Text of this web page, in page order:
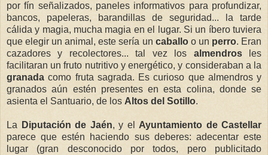
por fín señalizados, paneles informativos para profundizar,
bancos, papeleras, barandillas de seguridad... la tarde
cálida y magia, mucha magia en el lugar. Si un íbero tuviera
que elegir un animal, este sería un caballoo un perro. Eran
cazadores y recolectores... tal vez los almendrosles
facilitaran un fruto nutritivo y energético, y consideraban a la
granada como fruta sagrada. Es curioso que almendros y
granados aún estén presentes en esta colina, donde se
asienta el Santuario, de los Altos del Sotillo.
La Diputación de Jaén, y el Ayuntamiento de Castellar
parece que estén haciendo sus deberes: adecentar este
lugar (gran desconocido por todos, pero publicitado